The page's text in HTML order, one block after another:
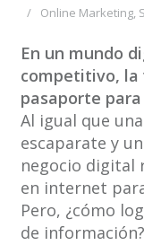
Online Marketing,
En un mundo
competitivo, la
pasaporte
Al igual que
escaparate y
negocio digital
en internet
Pero, ¿cómo
de información?